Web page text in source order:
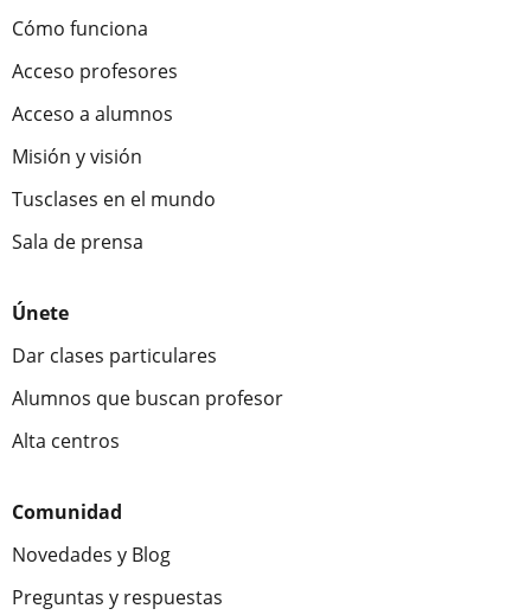
Cómo funciona
Acceso profesores
Acceso a alumnos
Misión y visión
Tusclases en el mundo
Sala de prensa
Únete
Dar clases particulares
Alumnos que buscan profesor
Alta centros
Comunidad
Novedades y Blog
Preguntas y respuestas